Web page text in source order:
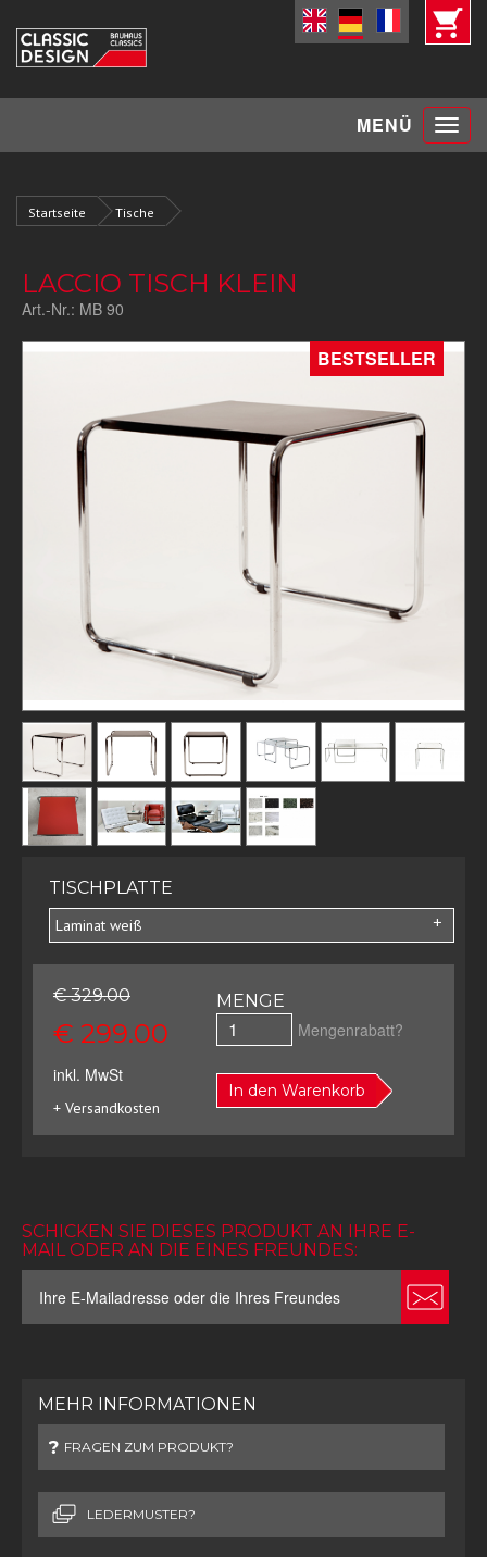
MENÜ Toggle
Startseite Tische
LACCIO TISCH KLEIN
Art.-Nr.: MB 90
BESTSELLER
TISCHPLATTE
Laminat weiß
€ 329.00
€ 299.00
inkl. MwSt
+ Versandkosten
MENGE
Mengenrabatt?
In den Warenkorb
SCHICKEN SIE DIESES PRODUKT AN IHRE E-
MAIL ODER AN DIE EINES FREUNDES:
MEHR INFORMATIONEN
FRAGEN ZUM PRODUKT?
LEDERMUSTER?